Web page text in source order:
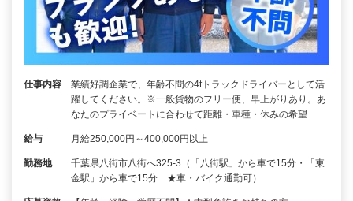
仕事内容
業績好調企業で、年齢不問の4tトラックドライバーとして活
躍してください。※一般貨物のフリー便、早上がりあり。あ
なたのプライベートに合わせて距離・車種・休みの希望…
給与 月給250,000円～400,000円以上
勤務地
千葉県八街市八街へ325-3（「八街駅」から車で15分・「東
金駅」から車で15分 ★車・バイク通勤可）